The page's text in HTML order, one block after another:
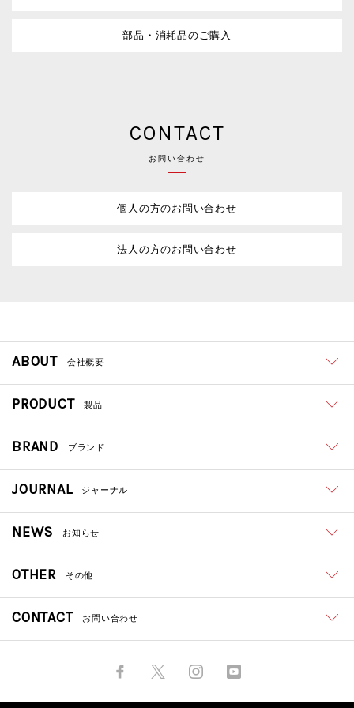
部品・消耗品のご購入
CONTACT
お問い合わせ
個人の方のお問い合わせ
法人の方のお問い合わせ
ABOUT 会社概要
PRODUCT 製品
BRAND ブランド
JOURNAL ジャーナル
NEWS お知らせ
OTHER その他
CONTACT お問い合わせ